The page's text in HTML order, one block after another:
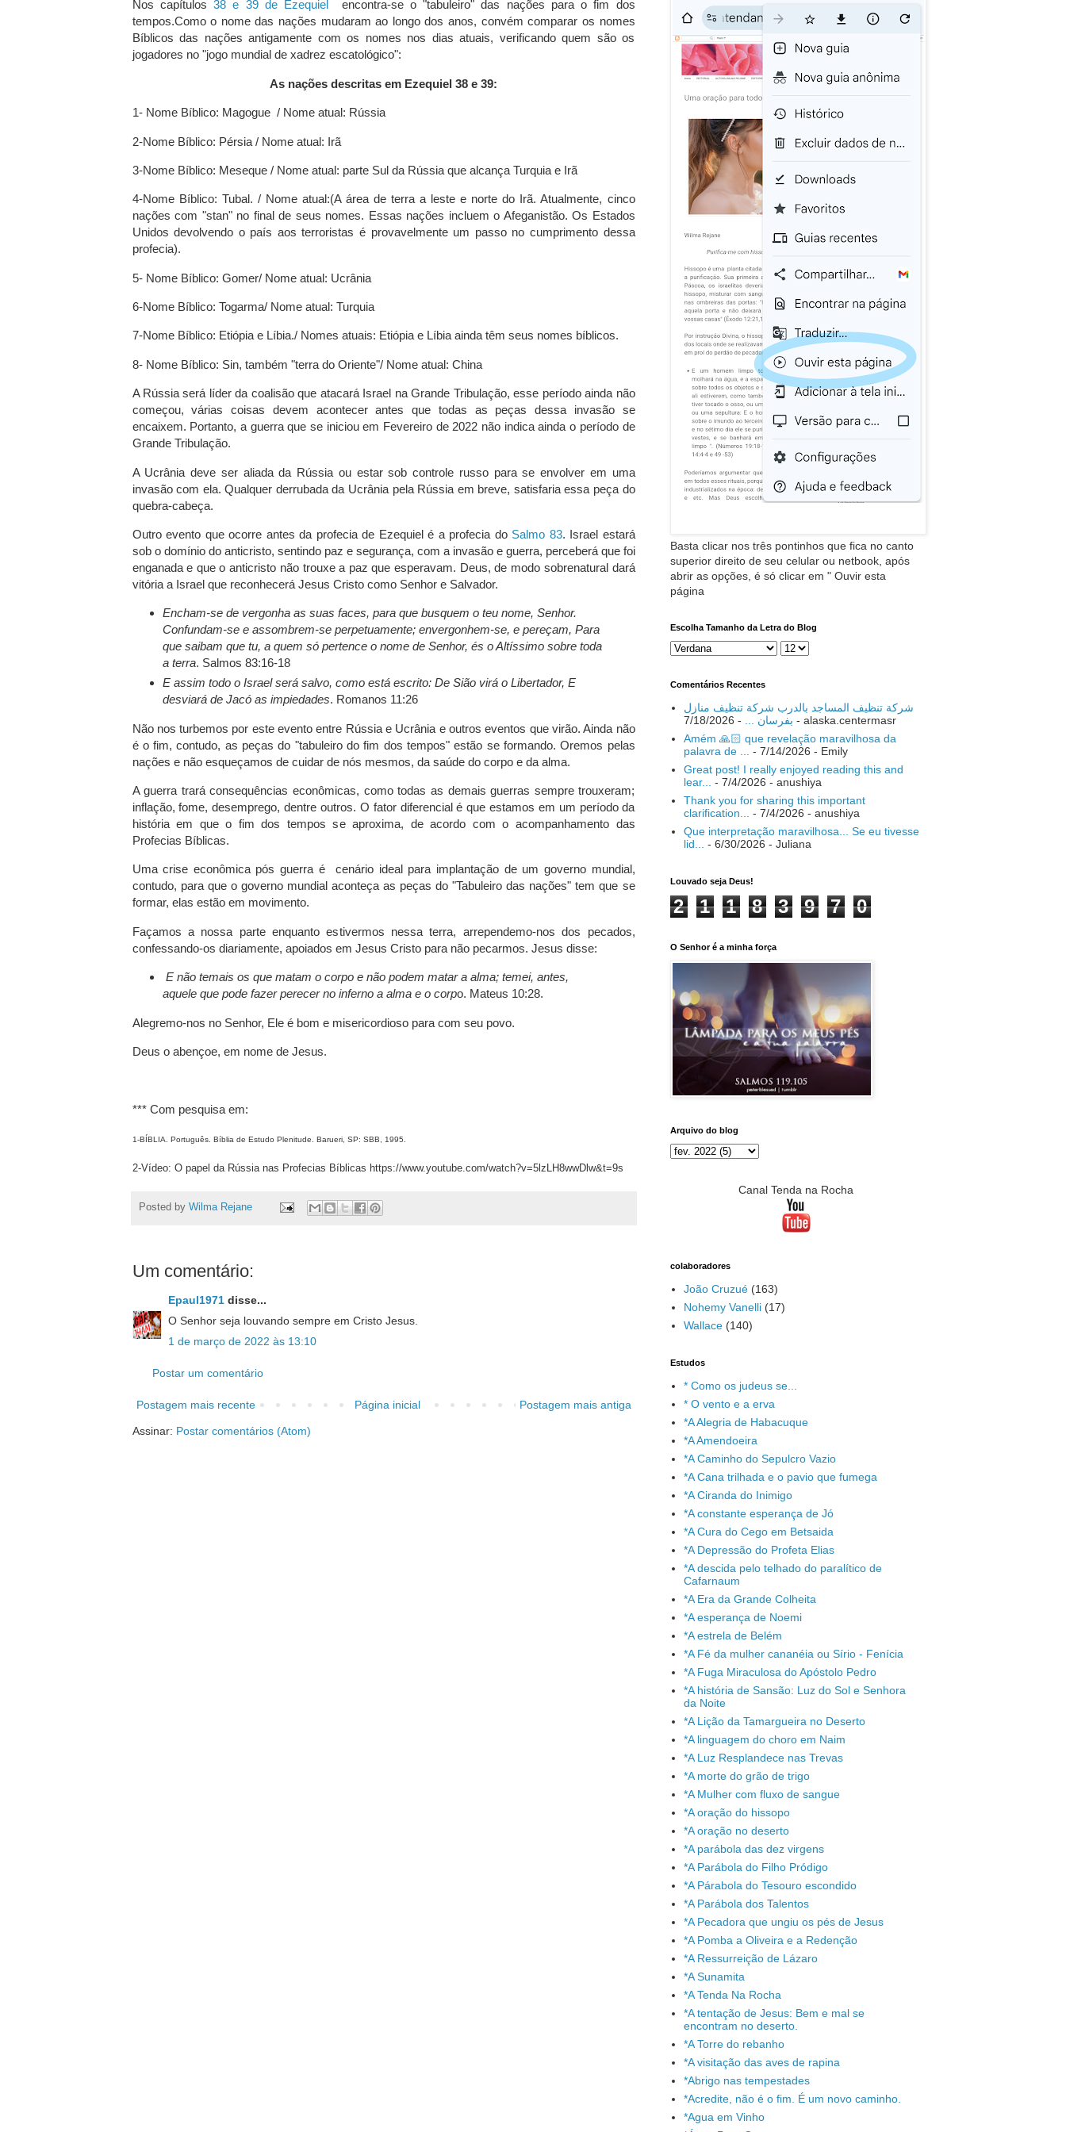
Nos capítulos 38 e 39 de Ezequiel encontra-se o "tabuleiro" das nações para o fim dos
tempos.Como o nome das nações mudaram ao longo dos anos, convém comparar os nomes
Bíblicos das nações antigamente com os nomes nos dias atuais, verificando quem são os
jogadores no "jogo mundial de xadrez escatológico":
As nações descritas em Ezequiel 38 e 39:
1- Nome Bíblico: Magogue / Nome atual: Rússia
2-Nome Bíblico: Pérsia / Nome atual: Irã
3-Nome Bíblico: Meseque / Nome atual: parte Sul da Rússia que alcança Turquia e Irã
4-Nome Bíblico: Tubal. / Nome atual:(A área de terra a leste e norte do Irã. Atualmente, cinco
nações com "stan" no final de seus nomes. Essas nações incluem o Afeganistão. Os Estados
Unidos devolvendo o país aos terroristas é provavelmente um passo no cumprimento dessa
profecia).
5- Nome Bíblico: Gomer/ Nome atual: Ucrânia
6-Nome Bíblico: Togarma/ Nome atual: Turquia
7-Nome Bíblico: Etiópia e Líbia./ Nomes atuais: Etiópia e Líbia ainda têm seus nomes bíblicos.
8- Nome Bíblico: Sin, também "terra do Oriente"/ Nome atual: China
A Rússia será líder da coalisão que atacará Israel na Grande Tribulação, esse período ainda não
começou, várias coisas devem acontecer antes que todas as peças dessa invasão se
encaixem. Portanto, a guerra que se iniciou em Fevereiro de 2022 não indica ainda o período de
Grande Tribulação.
A Ucrânia deve ser aliada da Rússia ou estar sob controle russo para se envolver em uma
invasão com ela. Qualquer derrubada da Ucrânia pela Rússia em breve, satisfaria essa peça do
quebra-cabeça.
Outro evento que ocorre antes da profecia de Ezequiel é a profecia do Salmo 83. Israel estará
sob o domínio do anticristo, sentindo paz e segurança, com a invasão e guerra, perceberá que foi
enganada e que o anticristo não trouxe a paz que esperavam. Deus, de modo sobrenatural dará
vitória a Israel que reconhecerá Jesus Cristo como Senhor e Salvador.
Encham-se de vergonha as suas faces, para que busquem o teu nome, Senhor.
Confundam-se e assombrem-se perpetuamente; envergonhem-se, e pereçam, Para
que saibam que tu, a quem só pertence o nome de Senhor, és o Altíssimo sobre toda
a terra. Salmos 83:16-18
E assim todo o Israel será salvo, como está escrito: De Sião virá o Libertador, E
desviará de Jacó as impiedades. Romanos 11:26
Não nos turbemos por este evento entre Rússia e Ucrânia e outros eventos que virão. Ainda não
é o fim, contudo, as peças do "tabuleiro do fim dos tempos" estão se formando. Oremos pelas
nações e não esqueçamos de cuidar de nós mesmos, da saúde do corpo e da alma.
A guerra trará consequências econômicas, como todas as demais guerras sempre trouxeram;
inflação, fome, desemprego, dentre outros. O fator diferencial é que estamos em um período da
história em que o fim dos tempos se aproxima, de acordo com o acompanhamento das
Profecias Bíblicas.
Uma crise econômica pós guerra é cenário ideal para implantação de um governo mundial,
contudo, para que o governo mundial aconteça as peças do "Tabuleiro das nações" tem que se
formar, elas estão em movimento.
Façamos a nossa parte enquanto estivermos nessa terra, arrependemo-nos dos pecados,
confessando-os diariamente, apoiados em Jesus Cristo para não pecarmos. Jesus disse:
E não temais os que matam o corpo e não podem matar a alma; temei, antes,
aquele que pode fazer perecer no inferno a alma e o corpo. Mateus 10:28.
Alegremo-nos no Senhor, Ele é bom e misericordioso para com seu povo.
Deus o abençoe, em nome de Jesus.
*** Com pesquisa em:
1-BÍBLIA. Português. Bíblia de Estudo Plenitude. Barueri, SP: SBB, 1995.
2-Vídeo: O papel da Rússia nas Profecias Bíblicas https://www.youtube.com/watch?v=5lzLH8wwDlw&t=9s
Posted by Wilma Rejane
Um comentário:
Epaul1971disse...
O Senhor seja louvando sempre em Cristo Jesus.
1 de março de 2022 às 13:10
Postar um comentário
Postagem mais recente Postagem mais antiga
Página inicial
Assinar: Postar comentários (Atom)
Basta clicar nos três pontinhos que fica no canto
superior direito de seu celular ou netbook, após
abrir as opções, é só clicar em " Ouvir esta
página
Escolha Tamanho da Letra do Blog
Comentários Recentes
شركة تنظيف المساجد بالدرب شركة تنظيف منازل
بفرسان ...
- 7/18/2026
- alaska.centermasr
Amém 🙏🏻 que revelação maravilhosa da
palavra de ...
- 7/14/2026 - Emily
Great post! I really enjoyed reading this and
lear...
- 7/4/2026 - anushiya
Thank you for sharing this important
clarification...
- 7/4/2026 - anushiya
Que interpretação maravilhosa... Se eu tivesse
lid...
- 6/30/2026 - Juliana
Louvado seja Deus!
2 1 1 8 3 9 7 0
O Senhor é a minha força
Arquivo do blog
Canal Tenda na Rocha
colaboradores
João Cruzué (163)
Nohemy Vanelli (17)
Wallace (140)
Estudos
* Como os judeus se...
* O vento e a erva
*A Alegria de Habacuque
*A Amendoeira
*A Caminho do Sepulcro Vazio
*A Cana trilhada e o pavio que fumega
*A Ciranda do Inimigo
*A constante esperança de Jó
*A Cura do Cego em Betsaida
*A Depressão do Profeta Elias
*A descida pelo telhado do paralítico de
Cafarnaum
*A Era da Grande Colheita
*A esperança de Noemi
*A estrela de Belém
*A Fé da mulher cananéia ou Sírio - Fenícia
*A Fuga Miraculosa do Apóstolo Pedro
*A história de Sansão: Luz do Sol e Senhora
da Noite
*A Lição da Tamargueira no Deserto
*A linguagem do choro em Naim
*A Luz Resplandece nas Trevas
*A morte do grão de trigo
*A Mulher com fluxo de sangue
*A oração do hissopo
*A oração no deserto
*A parábola das dez virgens
*A Parábola do Filho Pródigo
*A Párabola do Tesouro escondido
*A Parábola dos Talentos
*A Pecadora que ungiu os pés de Jesus
*A Pomba a Oliveira e a Redenção
*A Ressurreição de Lázaro
*A Sunamita
*A Tenda Na Rocha
*A tentação de Jesus: Bem e mal se
encontram no deserto.
*A Torre do rebanho
*A visitação das aves de rapina
*Abrigo nas tempestades
*Acredite, não é o fim. É um novo caminho.
*Agua em Vinho